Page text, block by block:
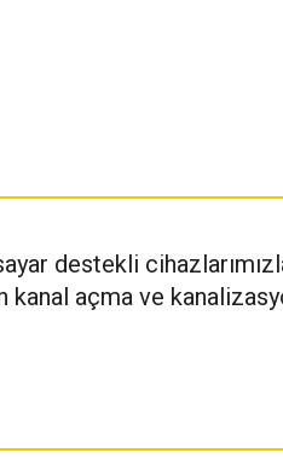
destekli
kanal açma ve